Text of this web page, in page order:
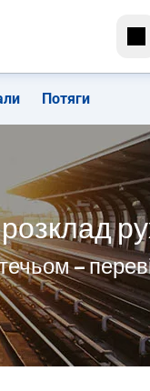
Потяги
–